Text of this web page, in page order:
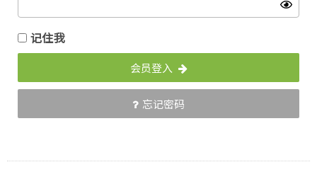
记住我
会员登入
忘记密码